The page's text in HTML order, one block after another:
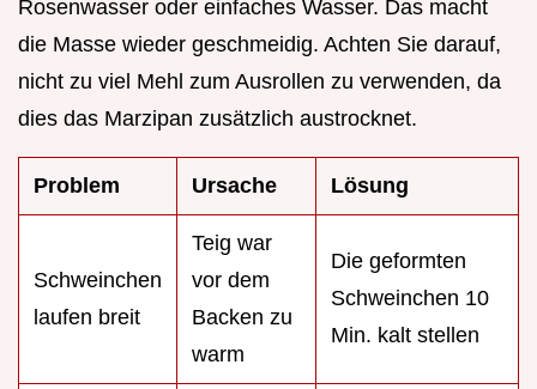
Rosenwasser oder einfaches Wasser. Das macht
die Masse wieder geschmeidig. Achten Sie darauf,
nicht zu viel Mehl zum Ausrollen zu verwenden, da
dies das Marzipan zusätzlich austrocknet.
Problem Ursache Lösung
Schweinchen
laufen breit
Teig war
vor dem
Backen zu
warm
Die geformten
Schweinchen 10
Min. kalt stellen